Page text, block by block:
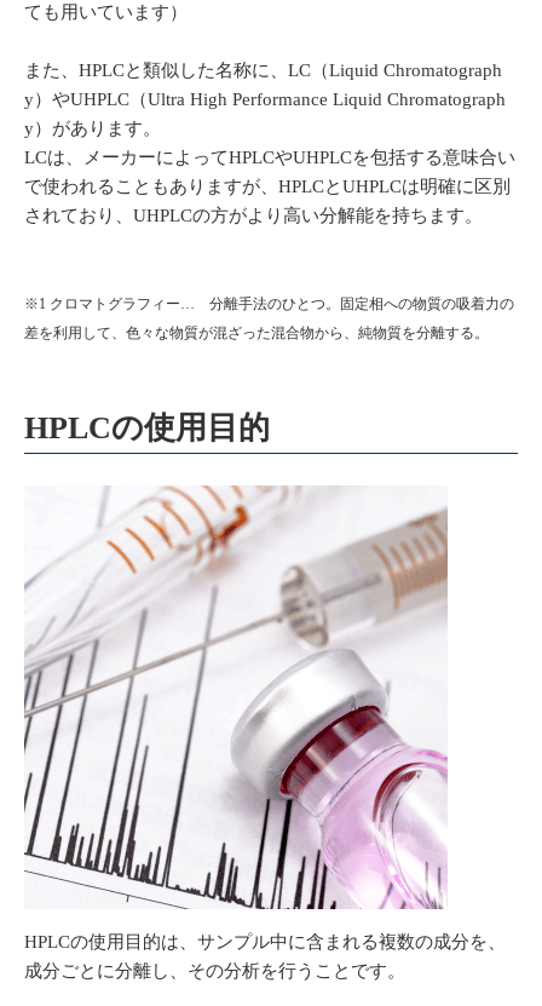
ても用いています）
また、HPLCと類似した名称に、LC（Liquid Chromatograph
y）やUHPLC（Ultra High Performance Liquid Chromatograph
y）があります。
LCは、メーカーによってHPLCやUHPLCを包括する意味合い
で使われることもありますが、HPLCとUHPLCは明確に区別
されており、UHPLCの方がより高い分解能を持ちます。
※1 クロマトグラフィー… 分離手法のひとつ。固定相への物質の吸着力の
差を利用して、色々な物質が混ざった混合物から、純物質を分離する。
HPLCの使用目的
HPLCの使用目的は、サンプル中に含まれる複数の成分を、
成分ごとに分離し、その分析を行うことです。